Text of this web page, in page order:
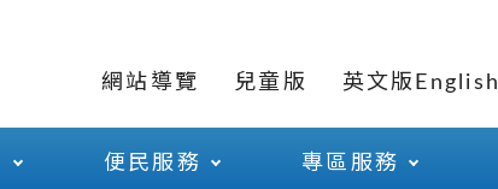
網站導覽 兒童版 英文版English
便民服務 專區服務